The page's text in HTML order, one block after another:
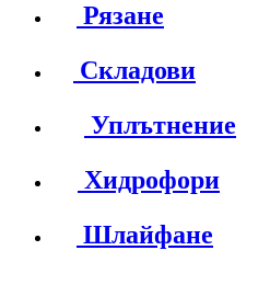
Рязане
Складови
Уплътнение
Хидрофори
Шлайфане